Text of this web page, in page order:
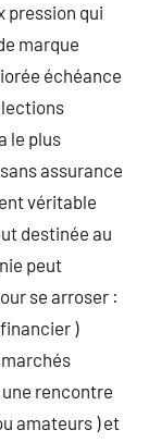
pression qui
marque
échéance
le plus
assurance
véritable
destinée au
peut
se arroser :
)
rencontre
amateurs ) et